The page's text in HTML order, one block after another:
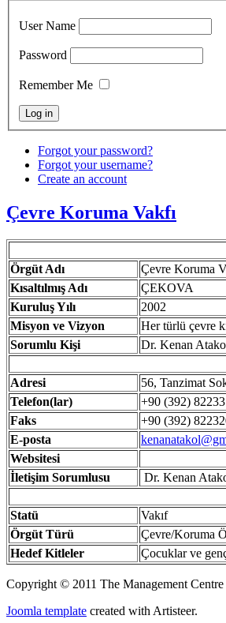
User Name
Password
Remember Me
Forgot your password?
Forgot your username?
Create an account
Çevre Koruma Vakfı
Örgüt Adı
Çevre Koruma
Kısaltılmış Adı
ÇEKOVA
KuruluşYılı
2002
Misyon ve Vizyon
Her türlü çevre
Sorumlu Kişi
Dr. Kenan
Adresi
56, Tanzimat
Telefon(lar)
+90 (392)
Faks
+90 (392)
E-posta
Websitesi
İletişim Sorumlusu
Dr. Kenan
Statü
Vakıf
Örgüt Türü
Çevre/Koruma
HedefKitleler Çocuklar ve
Copyright © 2011 The Management
Joomla template created with Artisteer.